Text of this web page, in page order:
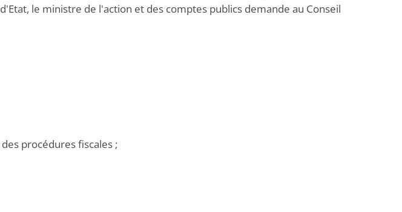
le ministre de l'action et des comptes publics demande au Conseil
procédures fiscales ;